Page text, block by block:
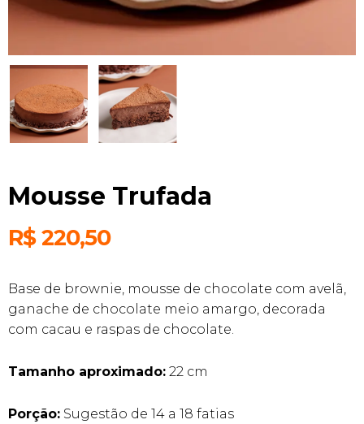
Mousse Trufada
R$220,50
Base de brownie, mousse de chocolate com avelã,
ganache de chocolate meio amargo, decorada
com cacau e raspas de chocolate.
Tamanho aproximado: 22 cm
Porção: Sugestão de 14 a 18 fatias